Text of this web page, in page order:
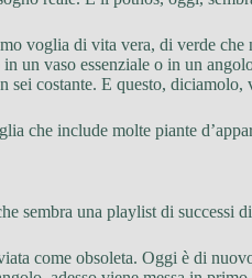
voglia di vita vera, di verde che
un vaso essenziale o in un
sei costante. E questo, diciamolo,
che include molte piante
sembra una playlist di successi
come obsoleta. Oggi è di